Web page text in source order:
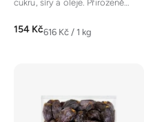
z
154 KčMěrná
616 Kč / 1 kg
cukru, síry a oleje. Přirozeně